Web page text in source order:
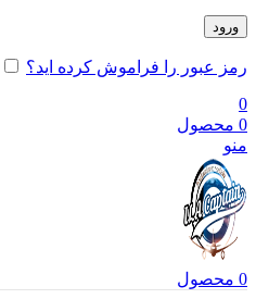
ورود
رمز عبور را فراموش کرده اید؟
0
0 محصول
منو
0 محصول